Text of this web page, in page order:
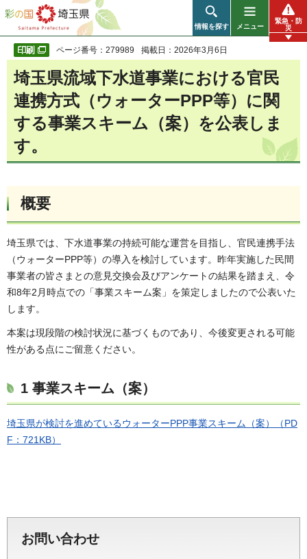
彩の国 埼玉県
情報を探す メニュー
緊急・防
災
ページ番号：279989 掲載日：2026年3月6日
埼玉県流域下水道事業における官民
連携方式（ウォーターPPP等）に関
する事業スキーム（案）を公表しま
す。
概要
埼玉県では、下水道事業の持続可能な運営を目指し、官民連携手法
（ウォーターPPP等）の導入を検討しています。昨年実施した民間
事業者の皆さまとの意見交換会及びアンケートの結果を踏まえ、令
和8年2月時点での「事業スキーム案」を策定しましたので公表いた
します。
本案は現段階の検討状況に基づくものであり、今後変更される可能
性がある点にご留意ください。
1 事業スキーム（案）
埼玉県が検討を進めているウォーターPPP事業スキーム（案）（PD
F：721KB）
お問い合わせ